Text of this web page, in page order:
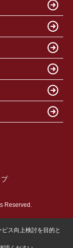
Reserved.
ス向上検討を目的と